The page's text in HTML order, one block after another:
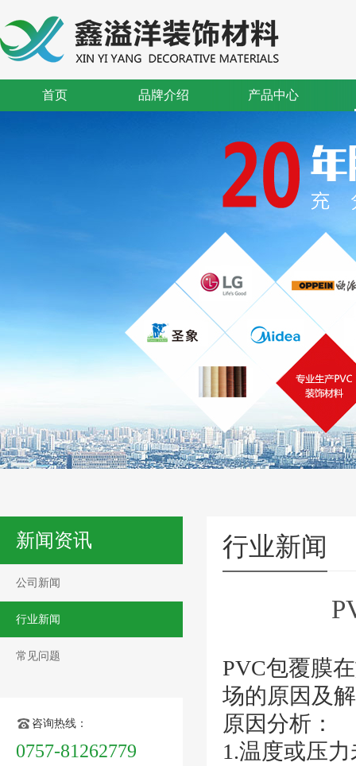
首页 品牌介绍 产品中心
新闻资讯
公司新闻
行业新闻
常见问题
咨询热线：
0757-81262779
行业新闻
PVC包覆膜
场的原因及
原因分析：
1.温度或压